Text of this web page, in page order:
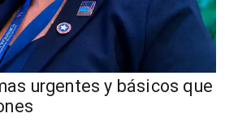
urgentes y básicos que